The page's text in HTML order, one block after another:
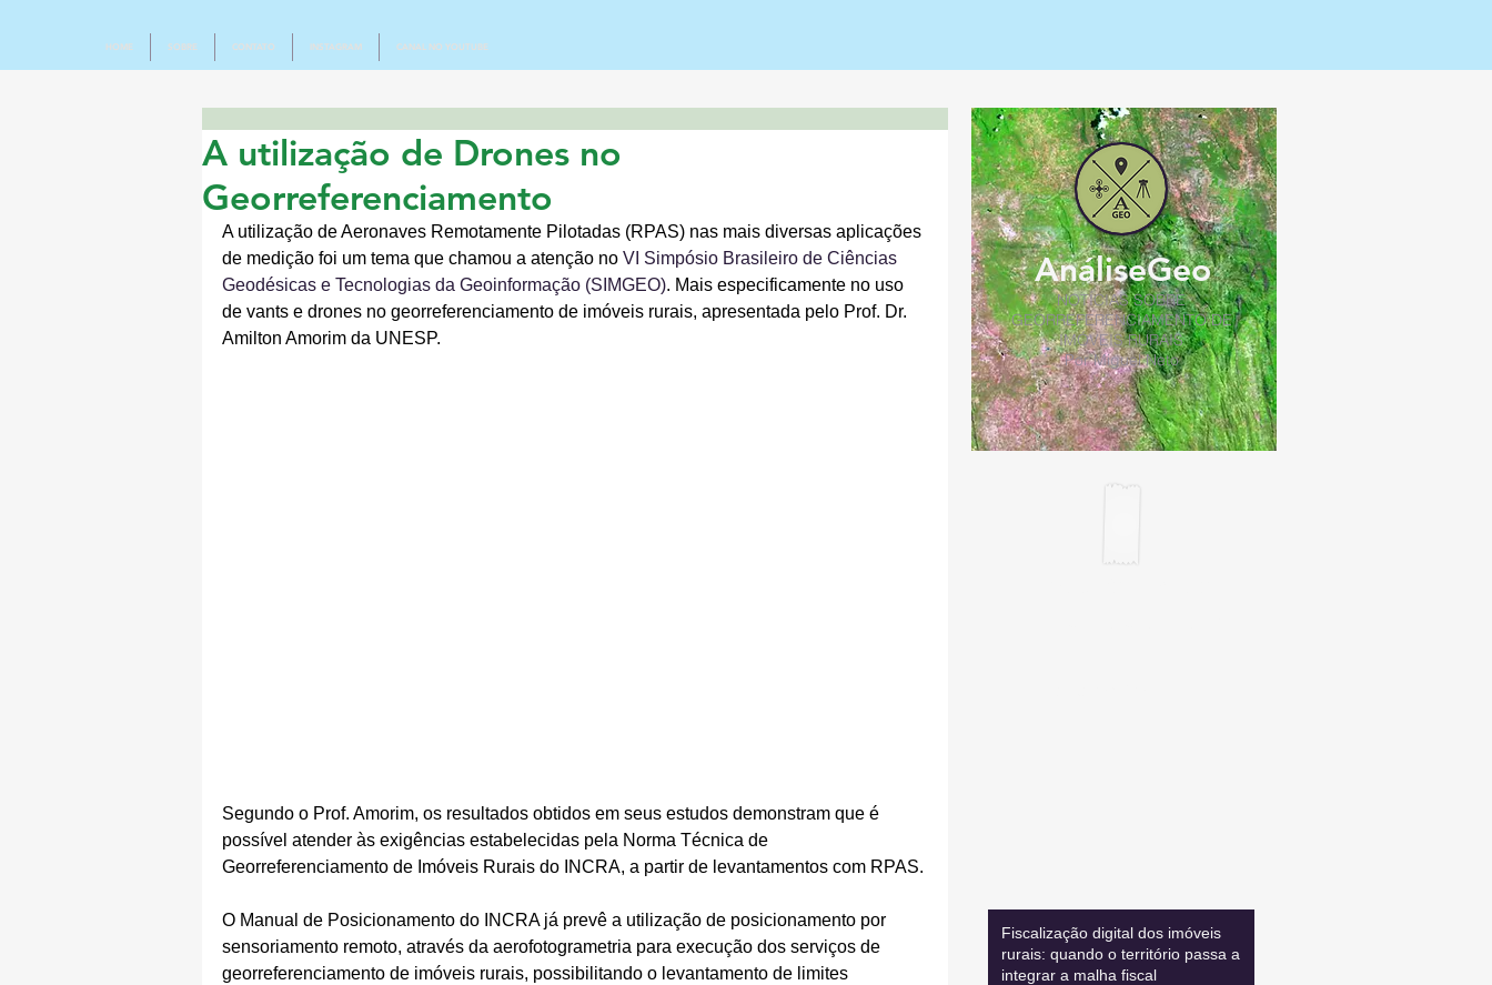
HOME SOBRE CONTATO INSTAGRAM CANAL NO YOUTUBE
A utilização de Drones no
Georreferenciamento
A utilização de Aeronaves Remotamente Pilotadas (RPAS) nas mais diversas aplicações
de medição foi um tema que chamou a atenção no VI Simpósio Brasileiro de Ciências
Geodésicas e Tecnologias da Geoinformação (SIMGEO). Mais especificamente no uso
de vants e drones no georreferenciamento de imóveis rurais, apresentada pelo Prof. Dr.
Amilton Amorim da UNESP.
Segundo o Prof. Amorim, os resultados obtidos em seus estudos demonstram que é
possível atender às exigências estabelecidas pela Norma Técnica de
Georreferenciamento de Imóveis Rurais do INCRA, a partir de levantamentos com RPAS.
O Manual de Posicionamento do INCRA já prevê a utilização de posicionamento por
sensoriamento remoto, através da aerofotogrametria para execução dos serviços de
georreferenciamento de imóveis rurais, possibilitando o levantamento de limites
AnáliseGeo
NOTÍCIAS SOBRE
GEORREFERENCIAMENTO DE
IMÓVEIS RURAIS
Por Miguel Neto
Fiscalização digital dos imóveis
rurais: quando o território passa a
integrar a malha fiscal